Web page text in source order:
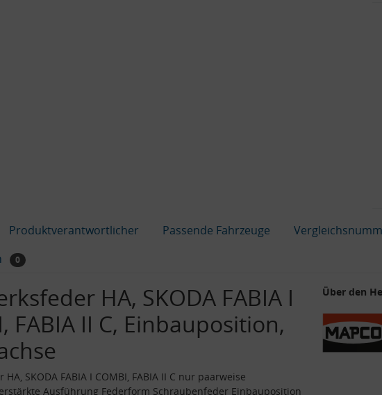
Produktverantwortlicher Passende Fahrzeuge
0
HA, SKODA FABIA I
FABIA II C, Einbauposition,
SKODA FABIA I COMBI, FABIA II C nur paarweise
Ausführung Federform Schraubenfeder Einbauposition
Über den